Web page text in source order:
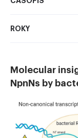
ROKY
Molecular
NpnNs by